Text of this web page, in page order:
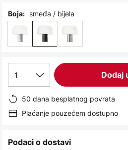
Boja: smeđa / bijela
1 Dodaj
50 dana besplatnog povrata
Plaćanje pouzećem dostupno
Podaci o dostavi